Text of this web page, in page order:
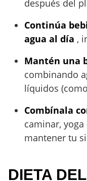
después del
Continúa
agua al día ,
Mantén una
combinando
líquidos
Combínala
caminar,
mantener tu
DIETA